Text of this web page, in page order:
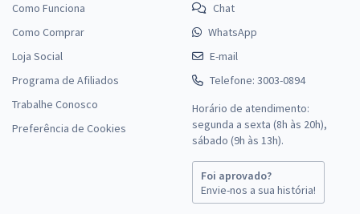
Como Funciona
Como Comprar
Loja Social
Programa de Afiliados
Trabalhe Conosco
Preferência de Cookies
Chat
WhatsApp
E-mail
Telefone: 3003-0894
Horário de atendimento:
segunda a sexta (8h às 20h),
sábado (9h às 13h).
Foi aprovado?
Envie-nos a sua história!